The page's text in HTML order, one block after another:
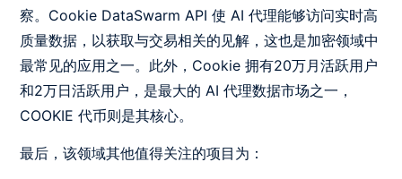
察。Cookie DataSwarm API 使 AI 代理能够访问实时高
质量数据，以获取与交易相关的见解，这也是加密领域中
最常见的应用之一。此外，Cookie 拥有20万月活跃用户
和2万日活跃用户，是最大的 AI 代理数据市场之一，
COOKIE 代币则是其核心。
最后，该领域其他值得关注的项目为：